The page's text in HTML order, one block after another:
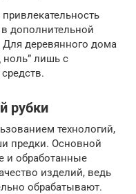
дополнительной
Для деревянного дома
ноль” лишь с
рубки
технологий,
предки. Основной
и обработанные
изделий, ведь
обрабатывают.